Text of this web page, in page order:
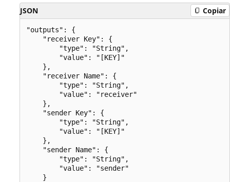
JSON Copiar
"outputs": {
    "receiver Key": {
        "type": "String",
        "value": "[KEY]"
    },
    "receiver Name": {
        "type": "String",
        "value": "receiver"
    },
    "sender Key": {
        "type": "String",
        "value": "[KEY]"
    },
    "sender Name": {
        "type": "String",
        "value": "sender"
    }